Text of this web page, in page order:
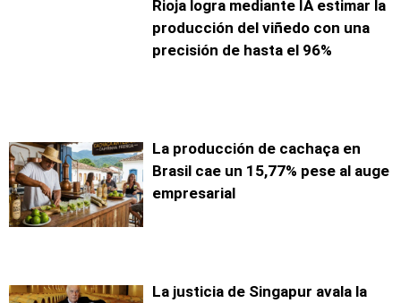
Rioja logra mediante IA estimar la
producción del viñedo con una
precisión de hasta el 96%
La producción de cachaça en
Brasil cae un 15,77% pese al auge
empresarial
La justicia de Singapur avala la